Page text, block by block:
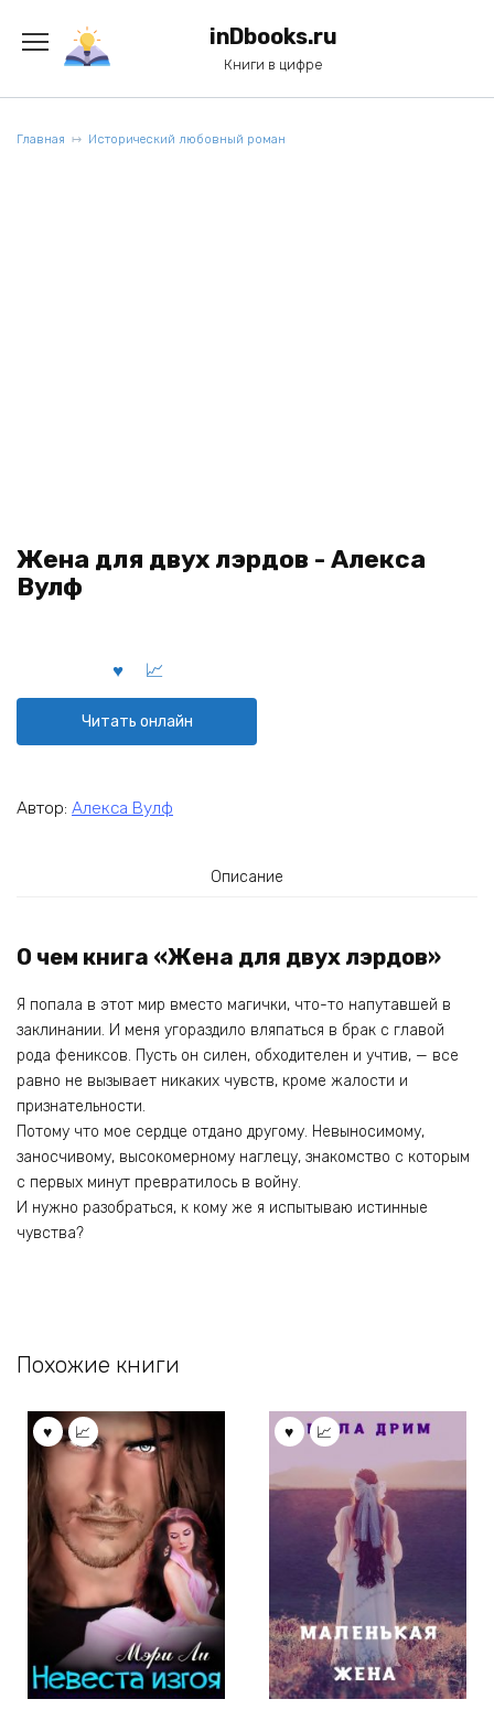
содержанию
inDbooks.ru
Книги в цифре
Главная Исторический любовный роман
Жена для двух лэрдов - Алекса
Вулф
Читать онлайн
Автор: Алекса Вулф
Описание
О чем книга «Жена для двух лэрдов»
Я попала в этот мир вместо магички, что-то напутавшей в
заклинании. И меня угораздило вляпаться в брак с главой
рода фениксов. Пусть он силен, обходителен и учтив, — все
равно не вызывает никаких чувств, кроме жалости и
признательности.
Потому что мое сердце отдано другому. Невыносимому,
заносчивому, высокомерному наглецу, знакомство с которым
с первых минут превратилось в войну.
И нужно разобраться, к кому же я испытываю истинные
чувства?
Похожие книги